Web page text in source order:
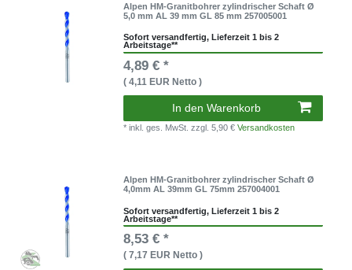
Alpen HM-Granitbohrer zylindrischer Schaft Ø
5,0 mm AL 39 mm GL 85 mm 257005001
Sofort versandfertig, Lieferzeit 1 bis 2
Arbeitstage**
4,89 € *
( 4,11 EUR Netto )
In den Warenkorb
* inkl. ges. MwSt.zzgl. 5,90 €Versandkosten
Alpen HM-Granitbohrer zylindrischer Schaft Ø
4,0mm AL 39mm GL 75mm 257004001
Sofort versandfertig, Lieferzeit 1 bis 2
Arbeitstage**
8,53 € *
( 7,17 EUR Netto )